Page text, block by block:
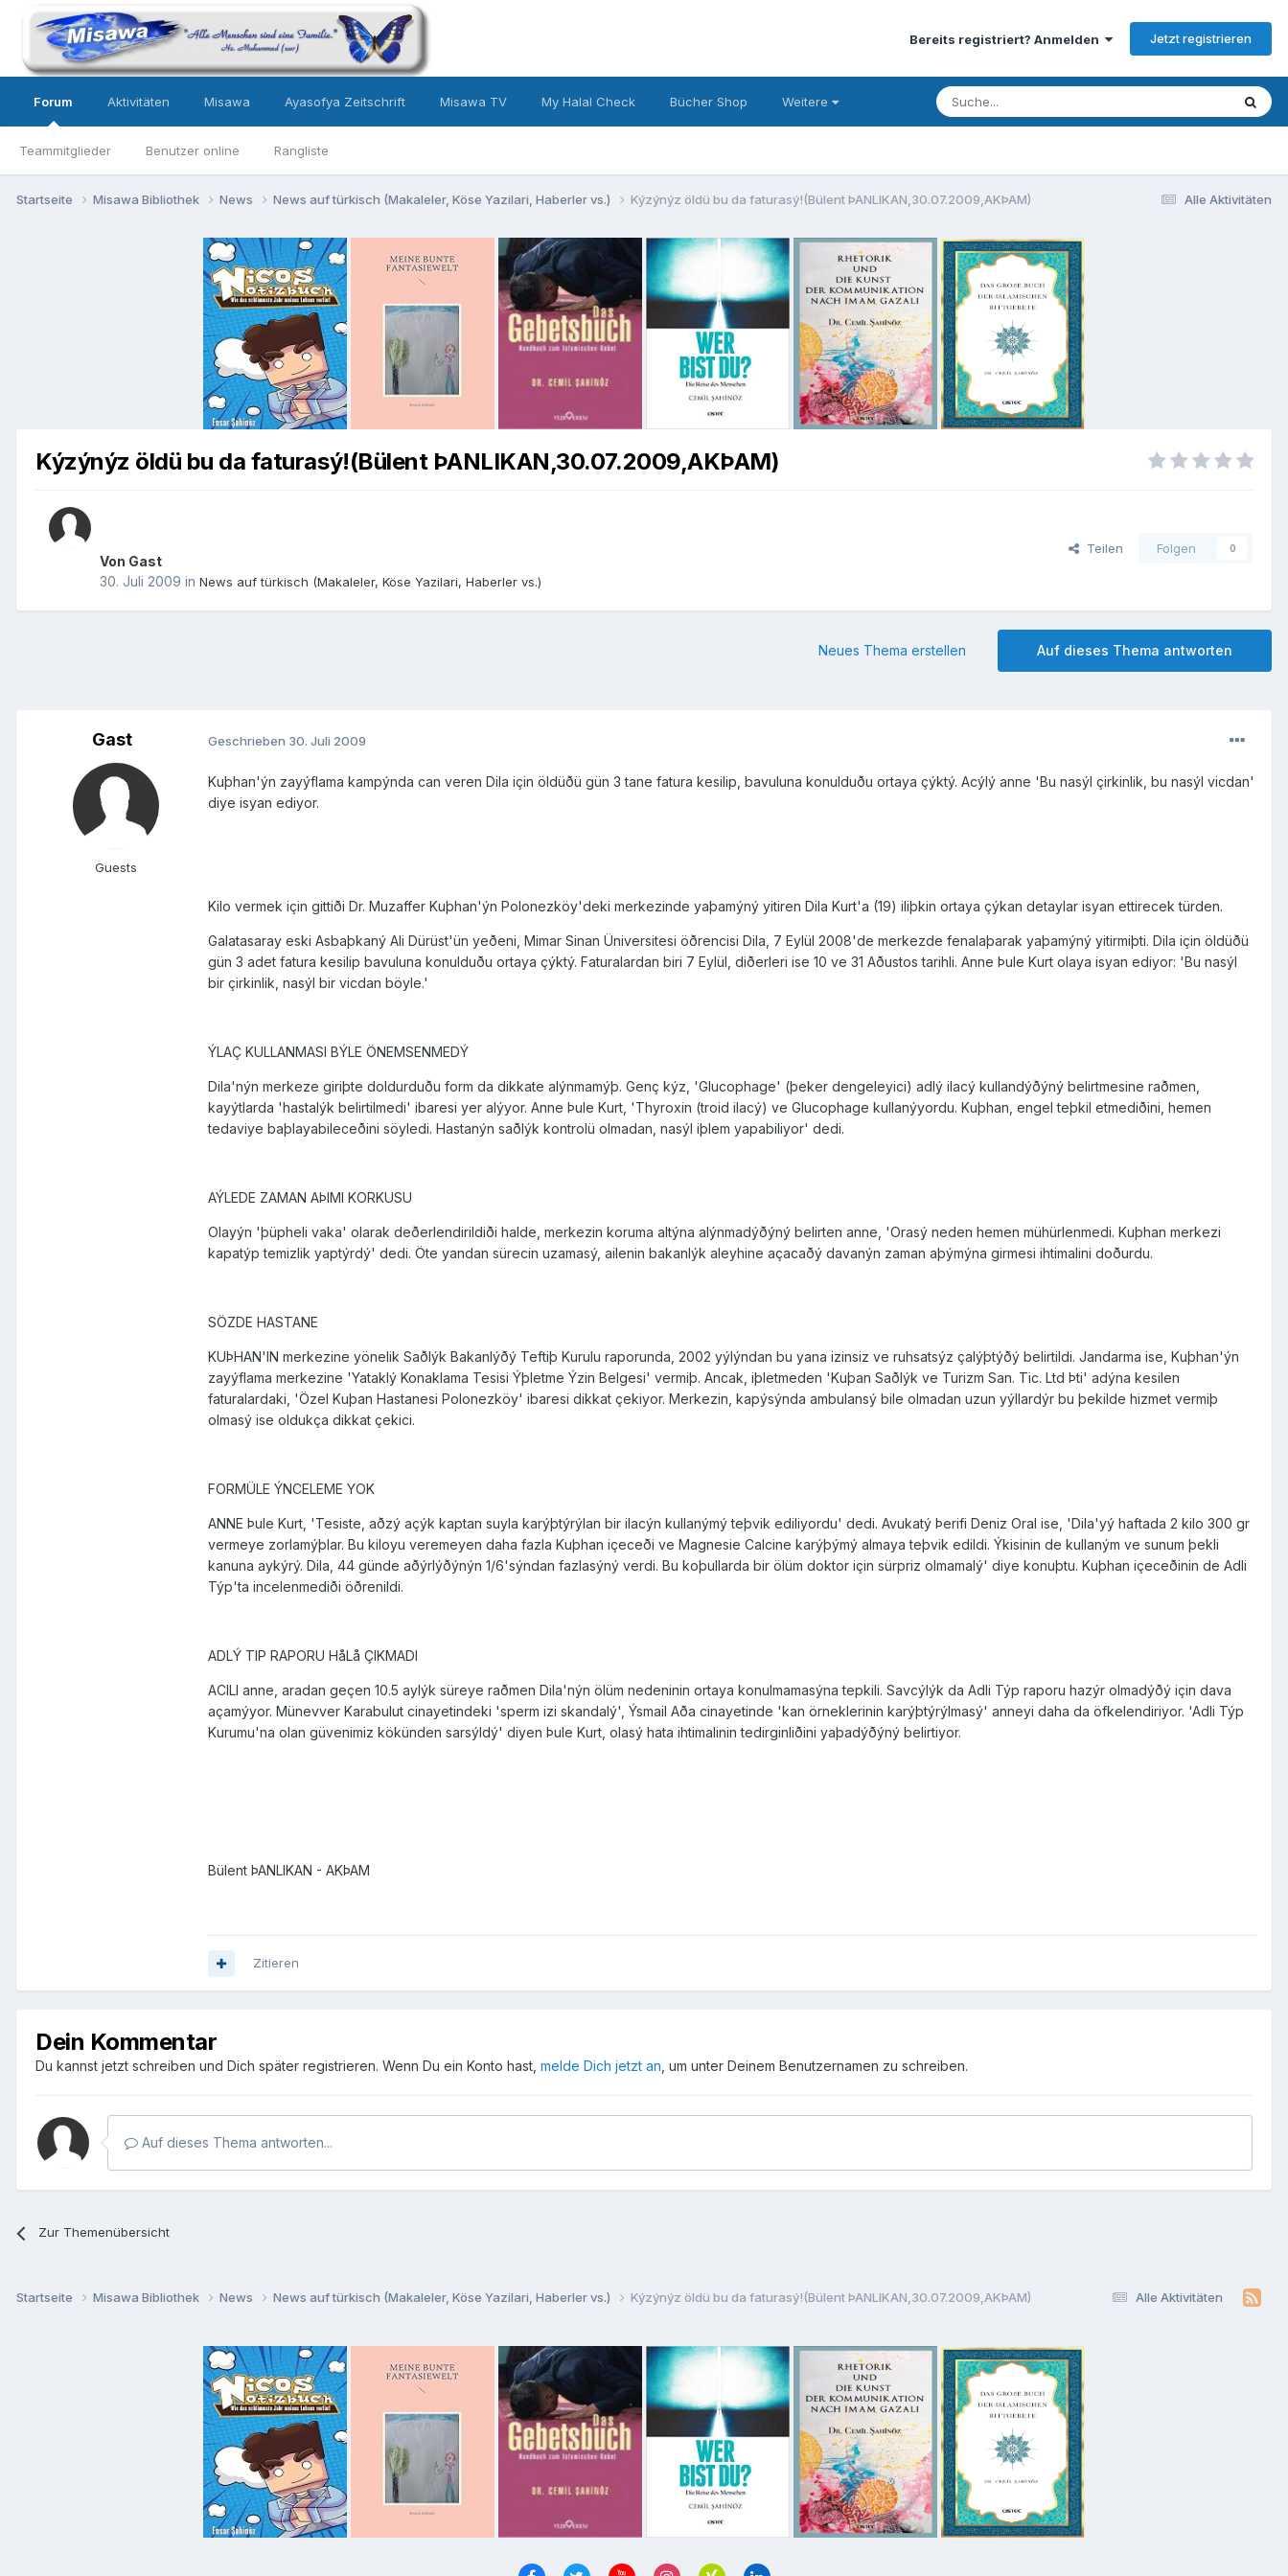
Bereits registriert? Anmelden Jetzt registrieren
Forum
Teammitglieder Benutzer online Rangliste
Aktivitäten Misawa Ayasofya Zeitschrift Misawa TV My Halal Check Bücher Shop Weitere
Alle Aktivitäten
Startseite Misawa Bibliothek News News auf türkisch (Makaleler, Köse Yazilari, Haberler vs.) Kýzýnýz öldü bu da faturasý!(Bülent ÞANLIKAN,30.07.2009,AKÞAM)
Kýzýnýz öldü bu da faturasý!(Bülent ÞANLIKAN,30.07.2009,AKÞAM)
Von Gast
30. Juli 2009 in News auf türkisch (Makaleler, Köse Yazilari, Haberler vs.)
Teilen Folgen 0
Auf dieses Thema antworten
Neues Thema erstellen
Gast
Guests
Geschrieben 30. Juli 2009
Kuþhan'ýn zayýflama kampýnda can veren Dila için öldüðü gün 3 tane fatura kesilip, bavuluna konulduðu ortaya çýktý. Acýlý anne 'Bu nasýl çirkinlik, bu nasýl vicdan'
diye isyan ediyor.
Kilo vermek için gittiði Dr. Muzaffer Kuþhan'ýn Polonezköy'deki merkezinde yaþamýný yitiren Dila Kurt'a (19) iliþkin ortaya çýkan detaylar isyan ettirecek türden.
Galatasaray eski Asbaþkaný Ali Dürüst'ün yeðeni, Mimar Sinan Üniversitesi öðrencisi Dila, 7 Eylül 2008'de merkezde fenalaþarak yaþamýný yitirmiþti. Dila için öldüðü
gün 3 adet fatura kesilip bavuluna konulduðu ortaya çýktý. Faturalardan biri 7 Eylül, diðerleri ise 10 ve 31 Aðustos tarihli. Anne Þule Kurt olaya isyan ediyor: 'Bu nasýl
bir çirkinlik, nasýl bir vicdan böyle.'
ÝLAÇ KULLANMASI BÝLE ÖNEMSENMEDÝ
Dila'nýn merkeze giriþte doldurduðu form da dikkate alýnmamýþ. Genç kýz, 'Glucophage' (þeker dengeleyici) adlý ilacý kullandýðýný belirtmesine raðmen,
kayýtlarda 'hastalýk belirtilmedi' ibaresi yer alýyor. Anne Þule Kurt, 'Thyroxin (troid ilacý) ve Glucophage kullanýyordu. Kuþhan, engel teþkil etmediðini, hemen
tedaviye baþlayabileceðini söyledi. Hastanýn saðlýk kontrolü olmadan, nasýl iþlem yapabiliyor' dedi.
AÝLEDE ZAMAN AÞIMI KORKUSU
Olayýn 'þüpheli vaka' olarak deðerlendirildiði halde, merkezin koruma altýna alýnmadýðýný belirten anne, 'Orasý neden hemen mühürlenmedi. Kuþhan merkezi
kapatýp temizlik yaptýrdý' dedi. Öte yandan sürecin uzamasý, ailenin bakanlýk aleyhine açacaðý davanýn zaman aþýmýna girmesi ihtimalini doðurdu.
SÖZDE HASTANE
KUÞHAN'IN merkezine yönelik Saðlýk Bakanlýðý Teftiþ Kurulu raporunda, 2002 yýlýndan bu yana izinsiz ve ruhsatsýz çalýþtýðý belirtildi. Jandarma ise, Kuþhan'ýn
zayýflama merkezine 'Yataklý Konaklama Tesisi Ýþletme Ýzin Belgesi' vermiþ. Ancak, iþletmeden 'Kuþan Saðlýk ve Turizm San. Tic. Ltd Þti' adýna kesilen
faturalardaki, 'Özel Kuþan Hastanesi Polonezköy' ibaresi dikkat çekiyor. Merkezin, kapýsýnda ambulansý bile olmadan uzun yýllardýr bu þekilde hizmet vermiþ
olmasý ise oldukça dikkat çekici.
FORMÜLE ÝNCELEME YOK
ANNE Þule Kurt, 'Tesiste, aðzý açýk kaptan suyla karýþtýrýlan bir ilacýn kullanýmý teþvik ediliyordu' dedi. Avukatý Þerifi Deniz Oral ise, 'Dila'yý haftada 2 kilo 300 gr
vermeye zorlamýþlar. Bu kiloyu veremeyen daha fazla Kuþhan içeceði ve Magnesie Calcine karýþýmý almaya teþvik edildi. Ýkisinin de kullaným ve sunum þekli
kanuna aykýrý. Dila, 44 günde aðýrlýðýnýn 1/6'sýndan fazlasýný verdi. Bu koþullarda bir ölüm doktor için sürpriz olmamalý' diye konuþtu. Kuþhan içeceðinin de Adli
Týp'ta incelenmediði öðrenildi.
ADLÝ TIP RAPORU HåLå ÇIKMADI
ACILI anne, aradan geçen 10.5 aylýk süreye raðmen Dila'nýn ölüm nedeninin ortaya konulmamasýna tepkili. Savcýlýk da Adli Týp raporu hazýr olmadýðý için dava
açamýyor. Münevver Karabulut cinayetindeki 'sperm izi skandalý', Ýsmail Aða cinayetinde 'kan örneklerinin karýþtýrýlmasý' anneyi daha da öfkelendiriyor. 'Adli Týp
Kurumu'na olan güvenimiz kökünden sarsýldý' diyen Þule Kurt, olasý hata ihtimalinin tedirginliðini yaþadýðýný belirtiyor.
Bülent ÞANLIKAN - AKÞAM
Zitieren
Dein Kommentar
Du kannst jetzt schreiben und Dich später registrieren. Wenn Du ein Konto hast, melde Dich jetzt an , um unter Deinem Benutzernamen zu schreiben.
Auf dieses Thema antworten...
Zur Themenübersicht
Alle Aktivitäten
Startseite Misawa Bibliothek News News auf türkisch (Makaleler, Köse Yazilari, Haberler vs.) Kýzýnýz öldü bu da faturasý!(Bülent ÞANLIKAN,30.07.2009,AKÞAM)